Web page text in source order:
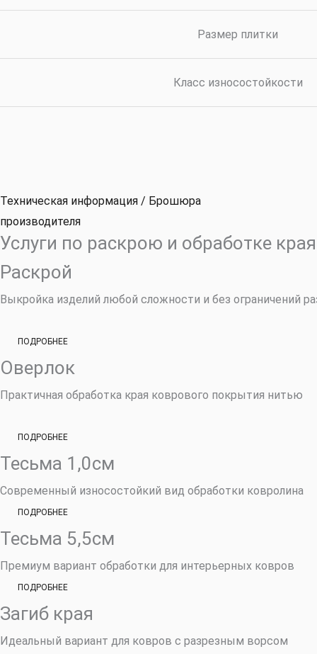
Размер плитки
Класс износостойкости
Техническая информация / Брошюра
производителя
Услуги по раскрою и обработке края
Раскрой
Выкройка изделий любой сложности и без ограничений
ПОДРОБНЕЕ
Оверлок
Практичная обработка края коврового покрытия нитью
ПОДРОБНЕЕ
Тесьма 1,0см
Современный износостойкий вид обработки ковролина
ПОДРОБНЕЕ
Тесьма 5,5см
Премиум вариант обработки для интерьерных ковров
ПОДРОБНЕЕ
Загиб края
Идеальный вариант для ковров с разрезным ворсом